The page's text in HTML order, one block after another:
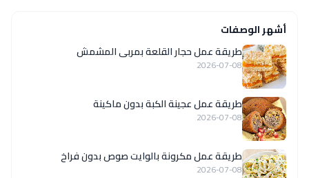
أشهر الوصفات
طريقة عمل حجار القلعة بمربى المشمش
2026-07-08
طريقة عمل عجينة الكبة بدون ماكينة
2026-07-08
طريقة عمل مكرونة بالوايت صوص بدون فراخ
2026-07-08